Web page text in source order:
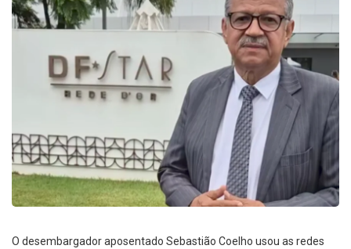
O desembargador aposentado Sebastião Coelho usou as redes